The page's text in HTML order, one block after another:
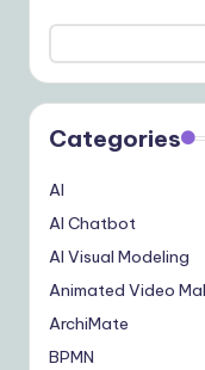
Categories
AI
AI Chatbot
AI Visual Modeling
Animated Video
ArchiMate
BPMN